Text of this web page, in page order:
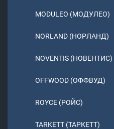
MODULEO (МОДУЛЕО)
NORLAND (НОРЛАНД)
NOVENTIS (НОВЕНТИС)
OFFWOOD (ОФФВУД)
ROYCE (РОЙС)
TARKETT (ТАРКЕТТ)